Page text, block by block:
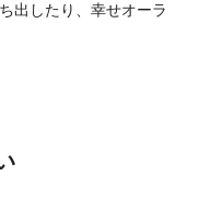
出したり、幸せオーラ